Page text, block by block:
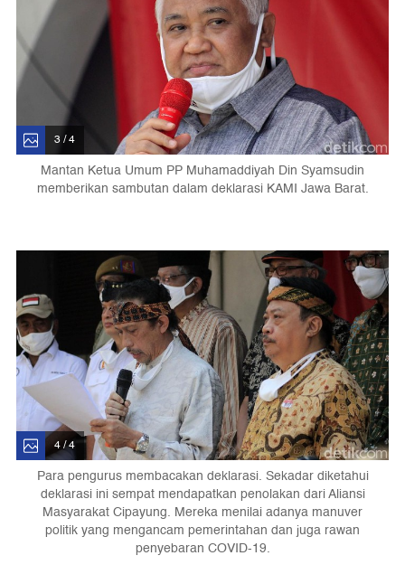
3 / 4
Mantan Ketua Umum PP Muhamaddiyah Din Syamsudin
memberikan sambutan dalam deklarasi KAMI Jawa Barat.
4 / 4
Para pengurus membacakan deklarasi. Sekadar diketahui
deklarasi ini sempat mendapatkan penolakan dari Aliansi
Masyarakat Cipayung. Mereka menilai adanya manuver
politik yang mengancam pemerintahan dan juga rawan
penyebaran COVID-19.